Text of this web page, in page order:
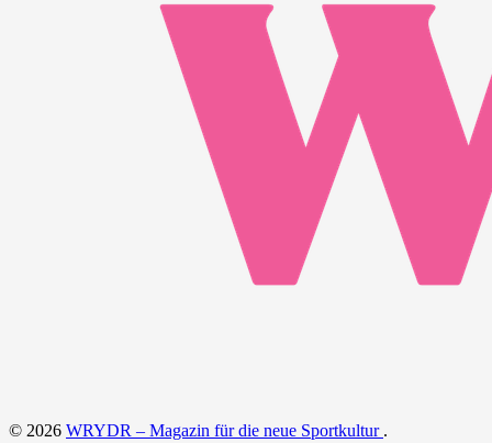
© 2026 WRYDR – Magazin für die neue Sportkultur .